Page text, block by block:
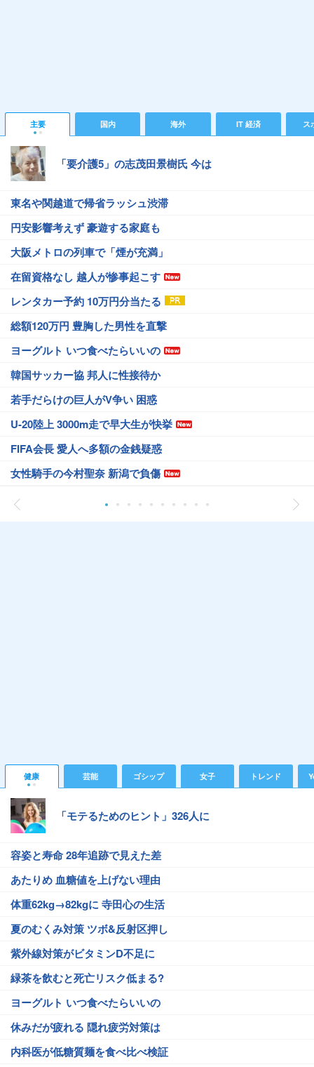
主要 国内 海外 IT 経済 ス
「要介護5」の志茂田景樹氏 今は
東名や関越道で帰省ラッシュ渋滞
円安影響考えず 豪遊する家庭も
大阪メトロの列車で「煙が充満」
在留資格なし 越人が惨事起こす
レンタカー予約 10万円分当たる
総額120万円 豊胸した男性を直撃
ヨーグルト いつ食べたらいいの
韓国サッカー協 邦人に性接待か
若手だらけの巨人がV争い 困惑
U-20陸上 3000m走で早大生が快挙
FIFA会長 愛人へ多額の金銭疑惑
女性騎手の今村聖奈 新潟で負傷
健康 芸能 ゴシップ 女子 トレンド
「モテるためのヒント」326人に
容姿と寿命 28年追跡で見えた差
あたりめ 血糖値を上げない理由
体重62kg→82kgに 寺田心の生活
夏のむくみ対策 ツボ&反射区押し
紫外線対策がビタミンD不足に
緑茶を飲むと死亡リスク低まる?
ヨーグルト いつ食べたらいいの
休みだが疲れる 隠れ疲労対策は
内科医が低糖質麺を食べ比べ検証